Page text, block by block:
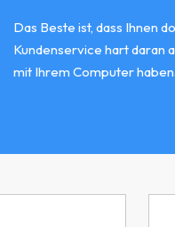
Das Beste ist, dass Ihnen
Kundenservice hart daran
mit Ihrem Computer haben.